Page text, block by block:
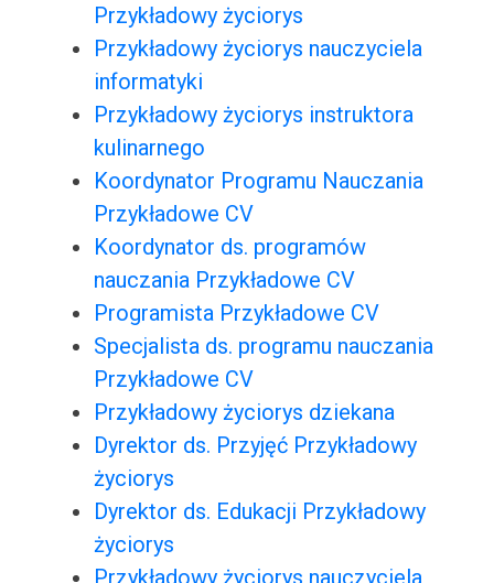
Przykładowy życiorys
Przykładowy życiorys nauczyciela
informatyki
Przykładowy życiorys instruktora
kulinarnego
Koordynator Programu Nauczania
Przykładowe CV
Koordynator ds. programów
nauczania Przykładowe CV
Programista Przykładowe CV
Specjalista ds. programu nauczania
Przykładowe CV
Przykładowy życiorys dziekana
Dyrektor ds. Przyjęć Przykładowy
życiorys
Dyrektor ds. Edukacji Przykładowy
życiorys
Przykładowy życiorys nauczyciela